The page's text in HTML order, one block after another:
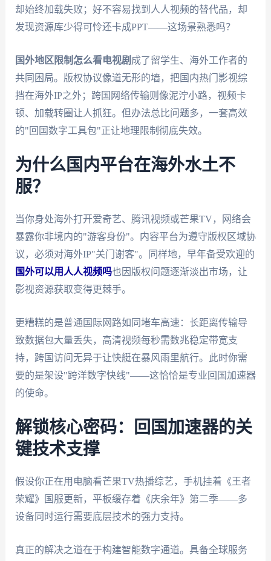
却始终加载失败；好不容易找到人人视频的替代品，却
发现资源库少得可怜还卡成PPT——这场景熟悉吗？
国外地区限制怎么看电视剧 成了留学生、海外工作者的
共同困局。版权协议像道无形的墙，把国内热门影视综
挡在海外IP之外；跨国网络传输则像泥泞小路，视频卡
顿、加载转圈让人抓狂。但办法总比问题多，一套高效
的"回国数字工具包"正让地理限制彻底失效。
为什么国内平台在海外水土不
服？
当你身处海外打开爱奇艺、腾讯视频或芒果TV，网络会
暴露你非境内的"游客身份"。内容平台为遵守版权区域协
议，必须对海外IP"关门谢客"。同样地，早年备受欢迎的
国外可以用人人视频吗也因版权问题逐渐淡出市场，让
影视资源获取变得更棘手。
更糟糕的是普通国际网路如同堵车高速：长距离传输导
致数据包大量丢失，高清视频每秒需数兆稳定带宽支
持，跨国访问无异于让快艇在暴风雨里航行。此时你需
要的是架设"跨洋数字快线"——这恰恰是专业回国加速器
的使命。
解锁核心密码：回国加速器的关
键技术支撑
假设你正在用电脑看芒果TV热播综艺，手机挂着《王者
荣耀》国服更新，平板缓存着《庆余年》第二季——多
设备同时运行需要底层技术的强力支持。
真正的解决之道在于构建智能数字通道。具备全球服务